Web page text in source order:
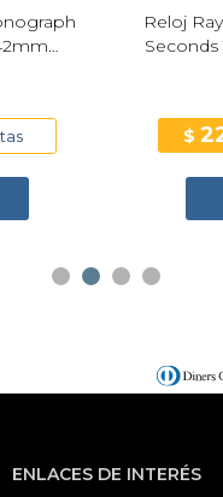
Reloj
$
ENLACES DE INTERÉS